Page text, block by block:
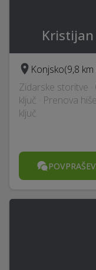
Konjsko(9,8
Zidarske storitve
ključ · Prenova
ključ